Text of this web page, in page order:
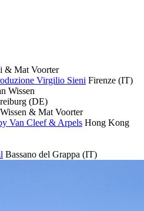
& Mat Voorter
Virgilio Sieni Firenze (IT)
Wissen
(DE)
& Mat Voorter
Van Cleef & Arpels Hong Kong
Bassano del Grappa (IT)